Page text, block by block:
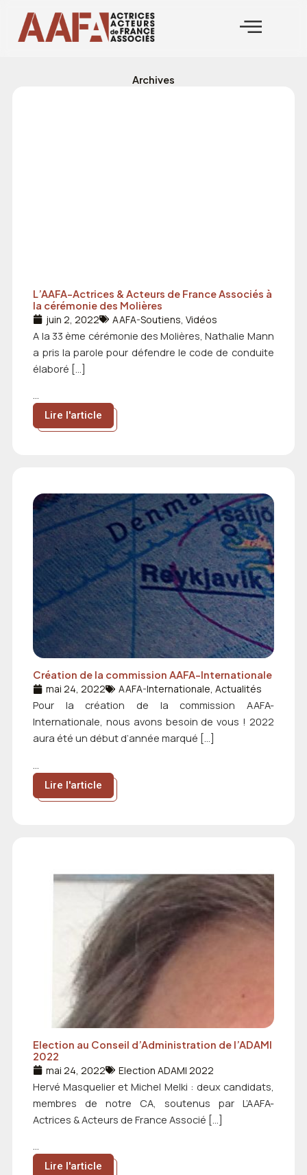
contenu
Archives
L’AAFA-Actrices & Acteurs de France Associés à
la cérémonie des Molières
juin 2, 2022 AAFA-Soutiens,Vidéos
A la 33 ème cérémonie des Molières, Nathalie Mann
a pris la parole pour défendre le code de conduite
élaboré […]
...
Lire l'article
Création de la commission AAFA-Internationale
mai 24, 2022 AAFA-Internationale,Actualités
Pour la création de la commission AAFA-
Internationale, nous avons besoin de vous ! 2022
aura été un début d’année marqué […]
Lire l'article
Election au Conseil d’Administration de l’ADAMI
2022
mai 24, 2022 Election ADAMI 2022
Hervé Masquelier et Michel Melki : deux candidats,
membres de notre CA, soutenus par L’AAFA-
Actrices & Acteurs de France Associé […]
...
Lire l'article